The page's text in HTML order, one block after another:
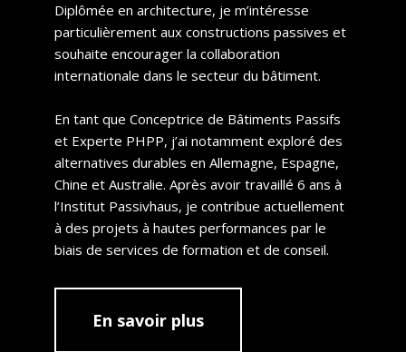
Diplômée en architecture, je m’intéresse
particulièrement aux constructions passives et
souhaite encourager la collaboration
internationale dans le secteur du bâtiment.
En tant que Conceptrice de Bâtiments Passifs
et Experte PHPP, j’ai notamment exploré des
alternatives durables en Allemagne, Espagne,
Chine et Australie. Après avoir travaillé 6 ans à
l’Institut Passivhaus, je contribue actuellement
à des projets à hautes performances par le
biais de services de formation et de conseil.
En savoir plus